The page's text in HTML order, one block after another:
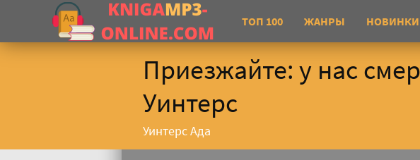
ТОП 100 ЖАНРЫ НОВИНКИ
Приезжайте: у нас
Уинтерс
Уинтерс Ада